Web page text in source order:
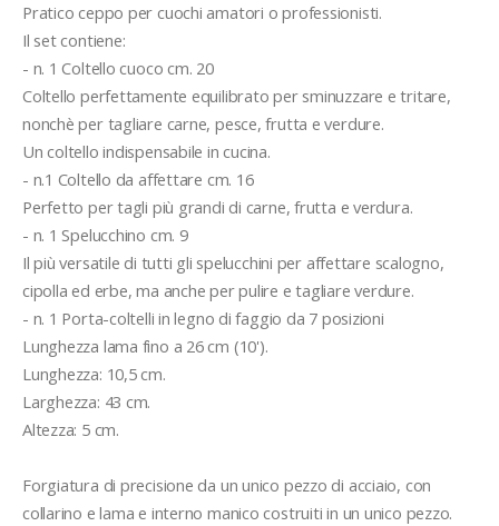
Pratico ceppo per cuochi amatori o professionisti.
Il set contiene:
- n. 1 Coltello cuoco cm. 20
Coltello perfettamente equilibrato per sminuzzare e tritare,
nonchè per tagliare carne, pesce, frutta e verdure.
Un coltello indispensabile in cucina.
- n.1 Coltello da affettare cm. 16
Perfetto per tagli più grandi di carne, frutta e verdura.
- n. 1 Spelucchino cm. 9
Il più versatile di tutti gli spelucchini per affettare scalogno,
cipolla ed erbe, ma anche per pulire e tagliare verdure.
- n. 1 Porta-coltelli in legno di faggio da 7 posizioni
Lunghezza lama fino a 26 cm (10').
Lunghezza: 10,5 cm.
Larghezza: 43 cm.
Altezza: 5 cm.
Forgiatura di precisione da un unico pezzo di acciaio, con
collarino e lama e interno manico costruiti in un unico pezzo.